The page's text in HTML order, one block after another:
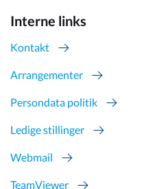
Interne links
Kontakt
Arrangementer
Persondata politik
Ledige stillinger
Webmail
TeamViewer